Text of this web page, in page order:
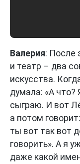
Валерия: После
и театр – два
искусства.
думала: «А что?
сыграю. И вот
а потом
ты вот так вот
говорить». А я
даже какой